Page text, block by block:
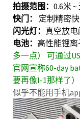
拍摄范围： 0.6米
快门： 定制精密
闪光灯： 真空放电
电池： 高性能锂
多一点） 可通过
官网宣称60-day
要再像I-1那样了）
似乎不能用手机